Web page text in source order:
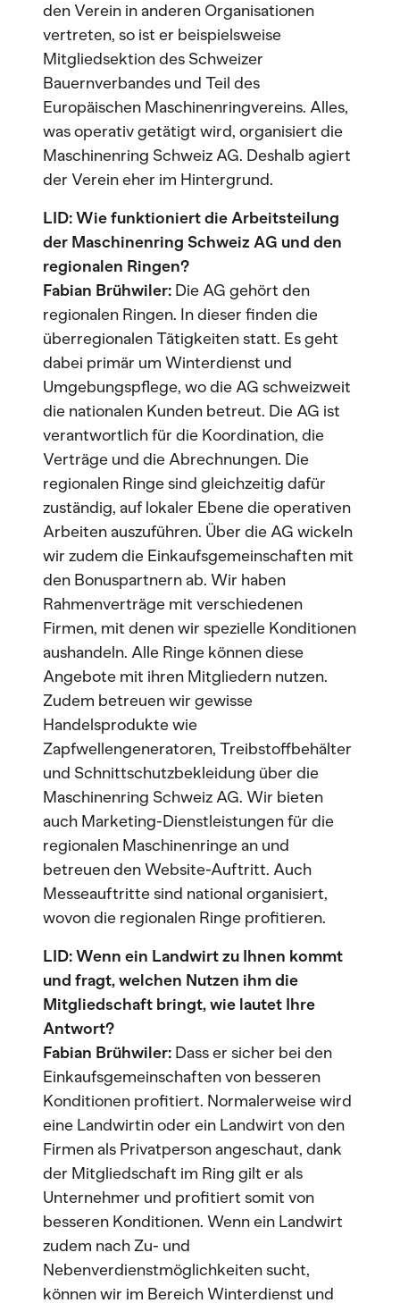
den Verein in anderen Organisationen
vertreten, so ist er beispielsweise
Mitgliedsektion des Schweizer
Bauernverbandes und Teil des
Europäischen Maschinenringvereins. Alles,
was operativ getätigt wird, organisiert die
Maschinenring Schweiz AG. Deshalb agiert
der Verein eher im Hintergrund.
LID: Wie funktioniert die Arbeitsteilung
der Maschinenring Schweiz AG und den
regionalen Ringen?
Fabian Brühwiler: Die AG gehört den
regionalen Ringen. In dieser finden die
überregionalen Tätigkeiten statt. Es geht
dabei primär um Winterdienst und
Umgebungspflege, wo die AG schweizweit
die nationalen Kunden betreut. Die AG ist
verantwortlich für die Koordination, die
Verträge und die Abrechnungen. Die
regionalen Ringe sind gleichzeitig dafür
zuständig, auf lokaler Ebene die operativen
Arbeiten auszuführen. Über die AG wickeln
wir zudem die Einkaufsgemeinschaften mit
den Bonuspartnern ab. Wir haben
Rahmenverträge mit verschiedenen
Firmen, mit denen wir spezielle Konditionen
aushandeln. Alle Ringe können diese
Angebote mit ihren Mitgliedern nutzen.
Zudem betreuen wir gewisse
Handelsprodukte wie
Zapfwellengeneratoren, Treibstoffbehälter
und Schnittschutzbekleidung über die
Maschinenring Schweiz AG. Wir bieten
auch Marketing-Dienstleistungen für die
regionalen Maschinenringe an und
betreuen den Website-Auftritt. Auch
Messeauftritte sind national organisiert,
wovon die regionalen Ringe profitieren.
LID: Wenn ein Landwirt zu Ihnen kommt
und fragt, welchen Nutzen ihm die
Mitgliedschaft bringt, wie lautet Ihre
Antwort?
Fabian Brühwiler: Dass er sicher bei den
Einkaufsgemeinschaften von besseren
Konditionen profitiert. Normalerweise wird
eine Landwirtin oder ein Landwirt von den
Firmen als Privatperson angeschaut, dank
der Mitgliedschaft im Ring gilt er als
Unternehmer und profitiert somit von
besseren Konditionen. Wenn ein Landwirt
zudem nach Zu- und
Nebenverdienstmöglichkeiten sucht,
können wir im Bereich Winterdienst und